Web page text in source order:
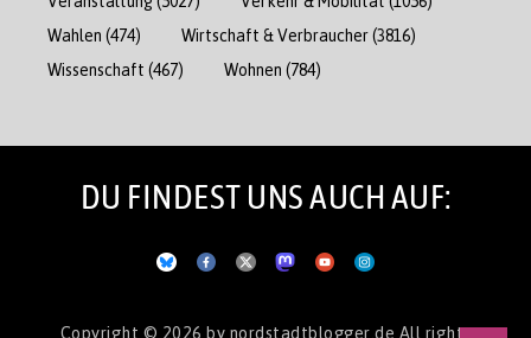
Wahlen (474) Wirtschaft & Verbraucher(3816)
Wissenschaft (467) Wohnen (784)
DU FINDEST UNS AUCH AUF:
Copyright © 2026 by nordstadtblogger.de All rights